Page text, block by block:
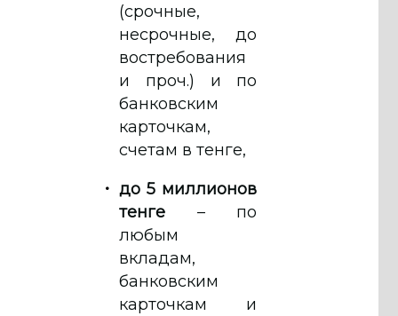
(срочные,
несрочные, до
востребования
и проч.) и по
банковским
карточкам,
счетам в тенге,
до 5 миллионов
тенге – по
любым
вкладам,
банковским
карточкам и